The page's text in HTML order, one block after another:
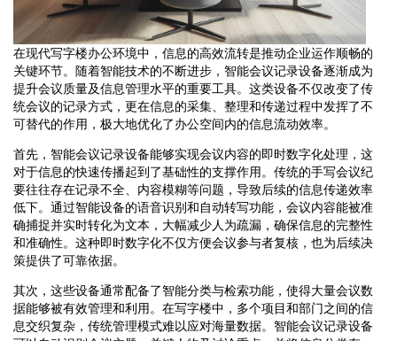
在现代写字楼办公环境中，信息的高效流转是推动企业运作顺畅的
关键环节。随着智能技术的不断进步，智能会议记录设备逐渐成为
提升会议质量及信息管理水平的重要工具。这类设备不仅改变了传
统会议的记录方式，更在信息的采集、整理和传递过程中发挥了不
可替代的作用，极大地优化了办公空间内的信息流动效率。
首先，智能会议记录设备能够实现会议内容的即时数字化处理，这
对于信息的快速传播起到了基础性的支撑作用。传统的手写会议纪
要往往存在记录不全、内容模糊等问题，导致后续的信息传递效率
低下。通过智能设备的语音识别和自动转写功能，会议内容能被准
确捕捉并实时转化为文本，大幅减少人为疏漏，确保信息的完整性
和准确性。这种即时数字化不仅方便会议参与者复核，也为后续决
策提供了可靠依据。
其次，这些设备通常配备了智能分类与检索功能，使得大量会议数
据能够被有效管理和利用。在写字楼中，多个项目和部门之间的信
息交织复杂，传统管理模式难以应对海量数据。智能会议记录设备